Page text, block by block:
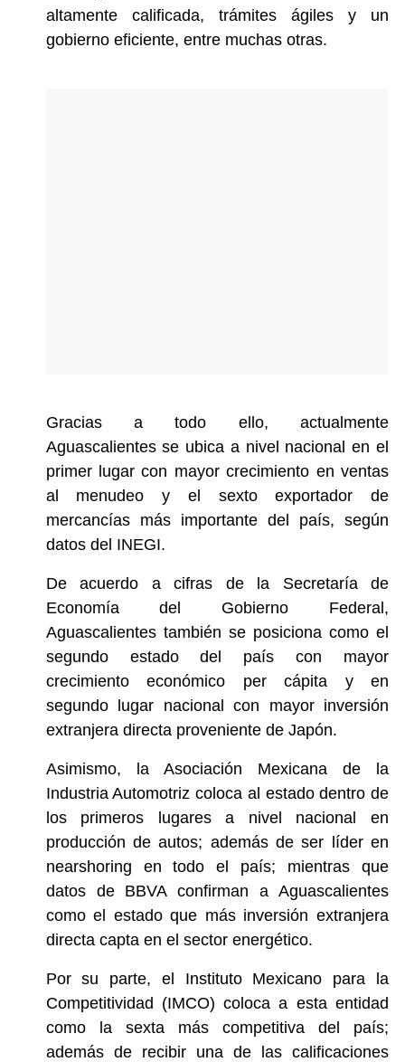
altamente calificada, trámites ágiles y un
gobierno eficiente, entre muchas otras.
Gracias a todo ello, actualmente
Aguascalientes se ubica a nivel nacional en el
primer lugar con mayor crecimiento en ventas
al menudeo y el sexto exportador de
mercancías más importante del país, según
datos del INEGI.
De acuerdo a cifras de la Secretaría de
Economía del Gobierno Federal,
Aguascalientes también se posiciona como el
segundo estado del país con mayor
crecimiento económico per cápita y en
segundo lugar nacional con mayor inversión
extranjera directa proveniente de Japón.
Asimismo, la Asociación Mexicana de la
Industria Automotriz coloca al estado dentro de
los primeros lugares a nivel nacional en
producción de autos; además de ser líder en
nearshoring en todo el país; mientras que
datos de BBVA confirman a Aguascalientes
como el estado que más inversión extranjera
directa capta en el sector energético.
Por su parte, el Instituto Mexicano para la
Competitividad (IMCO) coloca a esta entidad
como la sexta más competitiva del país;
además de recibir una de las calificaciones